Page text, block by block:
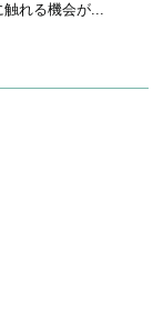
触れる機会が...